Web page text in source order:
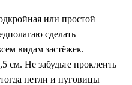
или простой
сделать
видам застёжек.
см. Не забудьте проклеить
петли и пуговицы